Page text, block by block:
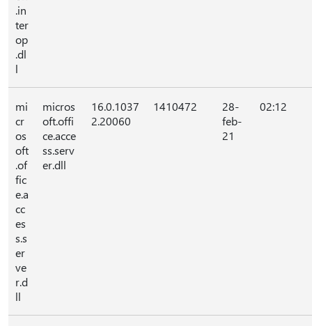
.in
ter
op
.dl
l
mi
cr
os
oft
.of
fic
e.a
cc
es
s.s
er
ve
r.d
ll
micros
oft.offi
ce.acce
ss.serv
er.dll
16.0.1037
2.20060
1410472
28-
feb-
21
02:12